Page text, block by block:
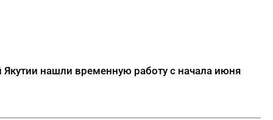
нашли временную работу с начала июня